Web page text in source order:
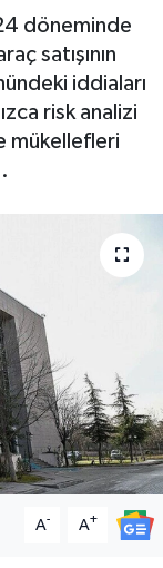
döneminde
satışının
iddiaları
risk analizi
mükellefleri
A- A+